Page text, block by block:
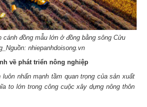
cánh đồng mẫu lớn ở đồng bằng sông Cửu
nhiepanhdoisong.vn
về phát triển nông nghiệp
nhấn mạnh tầm quan trọng của sản xuất
to lớn trong công cuộc xây dựng nông thôn